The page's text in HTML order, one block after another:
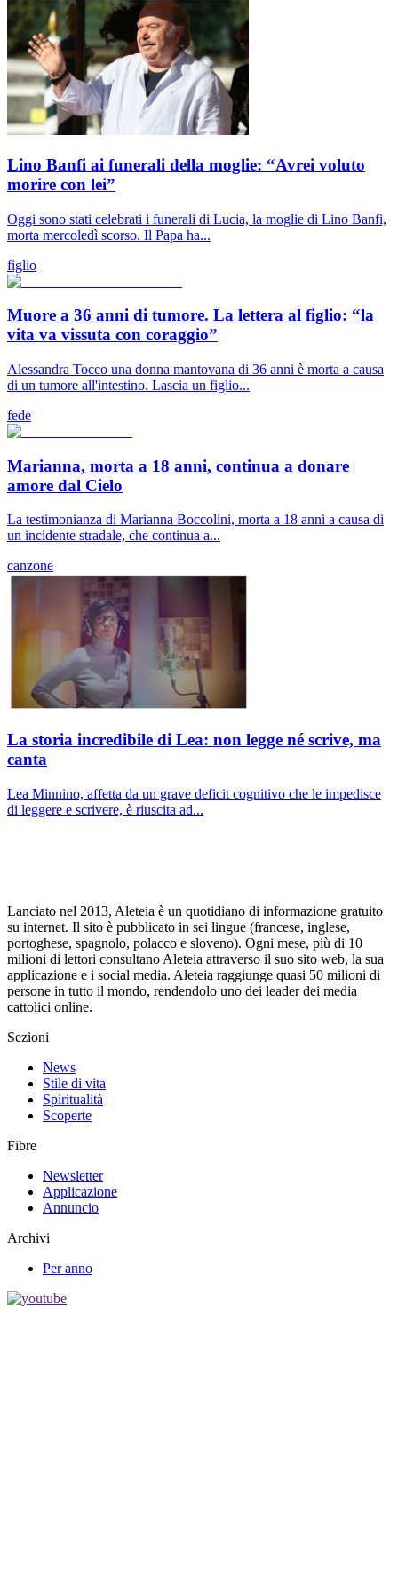
Lino Banfi ai funerali della moglie: “Avrei voluto
morire con lei”
Oggi sono stati celebrati i funerali di Lucia, la moglie di Lino Banfi,
morta mercoledì scorso. Il Papa ha...
figlio
Muore a 36 anni di tumore. La lettera al figlio: “la
vita va vissuta con coraggio”
Alessandra Tocco una donna mantovana di 36 anni è morta a causa
di un tumore all'intestino. Lascia un figlio...
fede
Marianna, morta a 18 anni, continua a donare
amore dal Cielo
La testimonianza di Marianna Boccolini, morta a 18 anni a causa di
un incidente stradale, che continua a...
canzone
La storia incredibile di Lea: non legge né scrive, ma
canta
Lea Minnino, affetta da un grave deficit cognitivo che le impedisce
di leggere e scrivere, è riuscita ad...
Lanciato nel 2013, Aleteia è un quotidiano di informazione gratuito
su internet. Il sito è pubblicato in sei lingue (francese, inglese,
portoghese, spagnolo, polacco e sloveno). Ogni mese, più di 10
milioni di lettori consultano Aleteia attraverso il suo sito web, la sua
applicazione e i social media. Aleteia raggiunge quasi 50 milioni di
persone in tutto il mondo, rendendolo uno dei leader dei media
cattolici online.
Sezioni
News
Stile di vita
Spiritualità
Scoperte
Fibre
Newsletter
Applicazione
Annuncio
Archivi
Per anno